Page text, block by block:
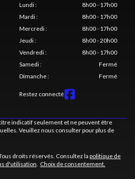
Lundi:
8h00 - 17h00
Mardi:
8h00 - 17h00
Mercredi:
8h00 - 17h00
Jeudi:
8h00 - 20h00
Vendredi:
8h00 - 17h00
Samedi:
Fermé
Dimanche: Fermé
Restez connecté
indicatif seulement et ne peuvent être
Veuillez nous consulter pour plus de
droits réservés. Consultez la politique de
d'utilisation Choix de consentement.